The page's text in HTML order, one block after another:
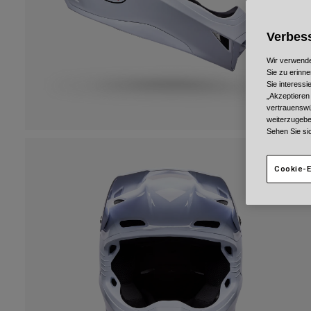
Wir
Sie zu
Sie
Sehen Sie
Cookie-